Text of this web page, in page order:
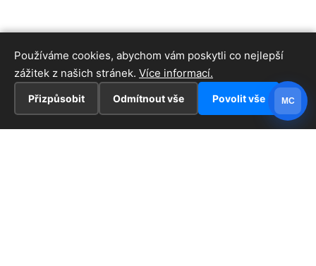
Používáme cookies, abychom vám poskytli co nejlepší
zážitek z našich stránek. Více informací.
Přizpůsobit Odmítnout vše Povolit vše MC